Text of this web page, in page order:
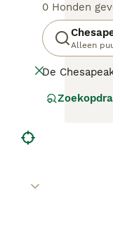
0 Honden
Alleen
De